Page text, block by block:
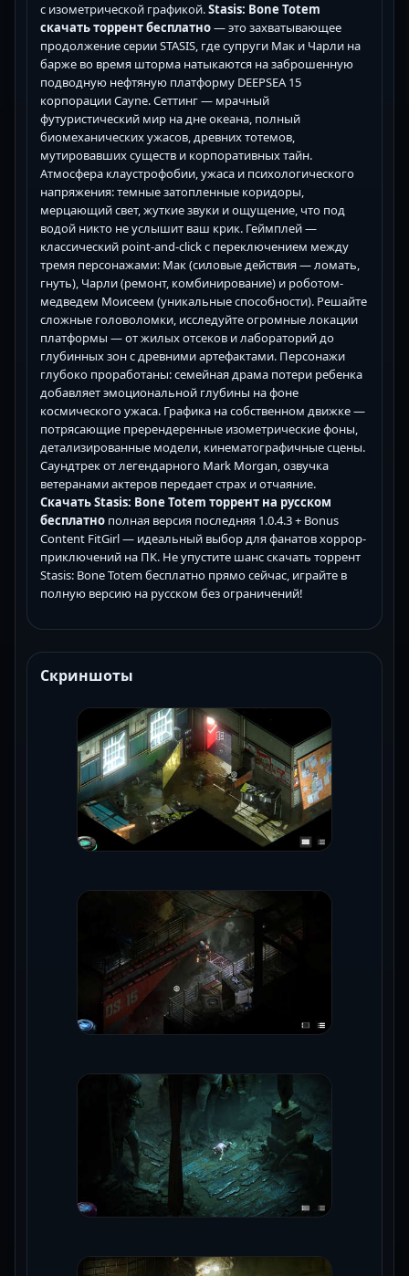
с изометрической графикой.Stasis: Bone Totem
скачать торрент бесплатно— это захватывающее
продолжение серии STASIS, где супруги Мак и Чарли на
барже во время шторма натыкаются на заброшенную
подводную нефтяную платформу DEEPSEA 15
корпорации Cayne. Сеттинг — мрачный
футуристический мир на дне океана, полный
биомеханических ужасов, древних тотемов,
мутировавших существ и корпоративных тайн.
Атмосфера клаустрофобии, ужаса и психологического
напряжения: темные затопленные коридоры,
мерцающий свет, жуткие звуки и ощущение, что под
водой никто не услышит ваш крик. Геймплей —
классический point-and-click с переключением между
тремя персонажами: Мак (силовые действия — ломать,
гнуть), Чарли (ремонт, комбинирование) и роботом-
медведем Моисеем (уникальные способности). Решайте
сложные головоломки, исследуйте огромные локации
платформы — от жилых отсеков и лабораторий до
глубинных зон с древними артефактами. Персонажи
глубоко проработаны: семейная драма потери ребенка
добавляет эмоциональной глубины на фоне
космического ужаса. Графика на собственном движке —
потрясающие пререндеренные изометрические фоны,
детализированные модели, кинематографичные сцены.
Саундтрек от легендарного Mark Morgan, озвучка
ветеранами актеров передает страх и отчаяние.
Скачать Stasis: Bone Totem торрент на русском
бесплатно полная версия последняя 1.0.4.3 + Bonus
Content FitGirl — идеальный выбор для фанатов хоррор-
приключений на ПК. Не упустите шанс скачать торрент
Stasis: Bone Totem бесплатно прямо сейчас, играйте в
полную версию на русском без ограничений!
Скриншоты